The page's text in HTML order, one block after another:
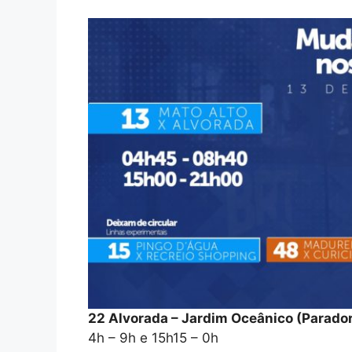
22 Alvorada – Jardim Oceânico
4h – 9h e 15h15 – 0h